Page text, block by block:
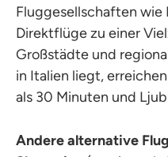
Fluggesellschaften wie
Direktflüge zu einer
Großstädte und
in Italien liegt,
als 30 Minuten und
Andere alternative